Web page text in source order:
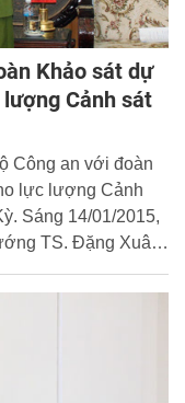
Khảo sát dự
Cảnh sát
Công an với đoàn
lực lượng Cảnh
Sáng 14/01/2015,
TS. Đặng Xuân
Tiến sĩ ngành
Bộ Ngoại giao